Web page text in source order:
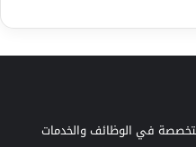
في الوظائف والخدمات